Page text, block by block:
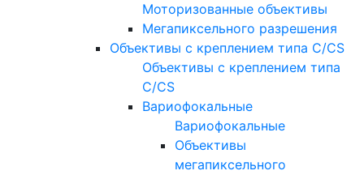
Моторизованные объективы
Мегапиксельного разрешения
Объективы с креплением типа C/CS
Объективы с креплением типа
C/CS
Вариофокальные
Вариофокальные
Объективы
мегапиксельного